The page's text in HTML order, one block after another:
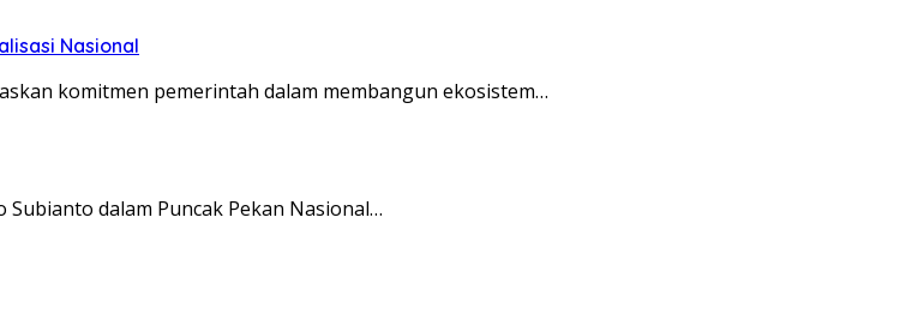
Nasional
komitmen pemerintah dalam membangun ekosistem…
Subianto dalam Puncak Pekan Nasional…